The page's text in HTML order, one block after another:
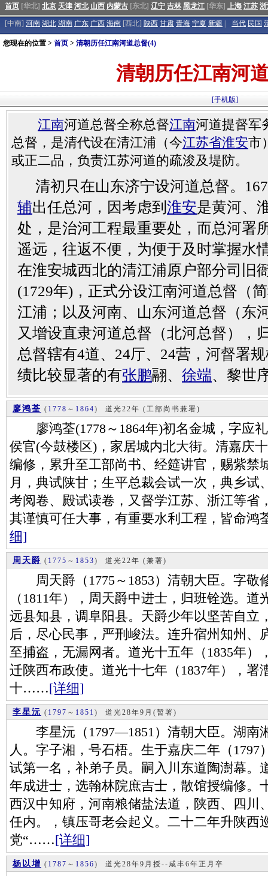
首页 [华北] 北京 天津 河北 山西 内蒙古 [东北] 辽宁 吉林 黑龙江 [华东] 上海 江苏
[中南] 河南 湖北 湖南 广东 广西 海南 [西北] 陕西 甘肃 青海 宁夏 新疆 当代 民国
您现在的位置 > 首页 > 清朝历任江南河道总督(4)
清朝历任江南河
[手机版]
江南河道总督全称总督江南河道提督军
总督，是清代设在清江浦（今江苏省淮安市
或正二品，负责江苏河道的疏浚及堤防。
清初只在山东济宁设河道总督。
辅出任总河，因考虑到 淮安是黄河、
处，是治河工程最重要处，而总河署
遥远，往返不便，为便于及时掌握水
在淮安城西北的清江浦原户部分司旧
(1729年)，正式分设江南河道总督（
江浦；以及河南、山东河道总督（东
又增设直隶河道总督（北河总督），
总督辖有4道、24厅、24营，河督署
绩比较显著的有张鹏翮、 徐端、黎世
廖鸿荃 ( 1778 ～ 1864) 道光22年 (工部尚书兼署)
廖鸿荃(1778～1864年)初名金城，字应
侯官(今鼓楼区)，家居城内北大街。清嘉庆
编修，累升至工部尚书、经筵讲官，赐紫禁
月，典试陕甘；生平总裁会试一次，典乡试
考阅卷、殿试读卷，又督学江苏、浙江等省
其谨慎可任大事，有重要水利工程，皆命
细]
周天爵 ( 1775 ～ 1853) 道光22年 (兼署)
周天爵（1775～1853）清朝大臣。字敬
（1811年），周天爵中进士，归班铨选。
远县知县，调阜阳县。天爵少年以坚苦自立
后，尽心民事，严刑峻法。连升宿州知州、
至捕盗，无漏网者。道光十五年（1835年）
迁陕西布政使。道光十七年（1837年），署
十……[详细]
李星沅 ( 1797 ～ 1851 ) 道光28年9月(暂署)
李星沅（1797—1851）清朝大臣。湖南
人。字子湘，号石梧。生于嘉庆二年（1797
试第一名，补弟子员。嗣入川东道陶澍幕。
年成进士，选翰林院庶吉士，散馆授编修。
西汉中知府，河南粮储盐法道，陕西、四川
任内。，镇压哥老会起义。二十二年升陕西
党“……[详细]
杨以增 ( 1787 ～ 1856) 道光28年9月授--咸丰6年正月卒